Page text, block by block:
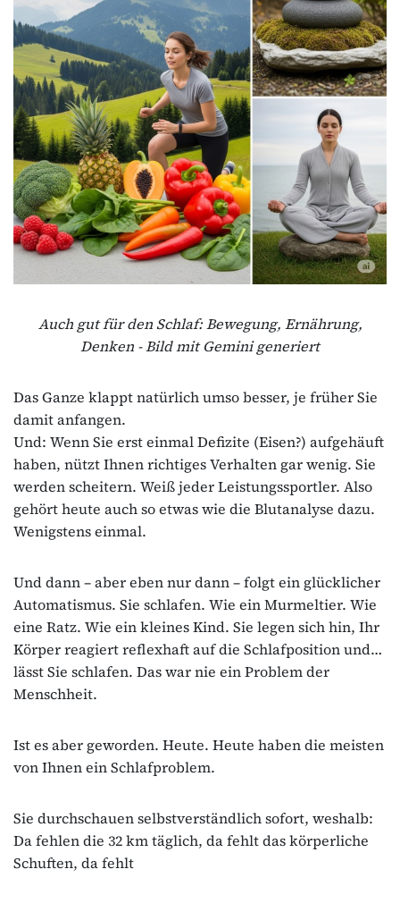
Auch gut für den Schlaf: Bewegung, Ernährung,
Denken - Bild mit Gemini generiert
Das Ganze klappt natürlich umso besser, je früher Sie
damit anfangen.
Und: Wenn Sie erst einmal Defizite (Eisen?) aufgehäuft
haben, nützt Ihnen richtiges Verhalten gar wenig. Sie
werden scheitern. Weiß jeder Leistungssportler. Also
gehört heute auch so etwas wie die Blutanalyse dazu.
Wenigstens einmal.
Und dann – aber eben nur dann – folgt ein glücklicher
Automatismus. Sie schlafen. Wie ein Murmeltier. Wie
eine Ratz. Wie ein kleines Kind. Sie legen sich hin, Ihr
Körper reagiert reflexhaft auf die Schlafposition und…
lässt Sie schlafen. Das war nie ein Problem der
Menschheit.
Ist es aber geworden. Heute. Heute haben die meisten
von Ihnen ein Schlafproblem.
Sie durchschauen selbstverständlich sofort, weshalb:
Da fehlen die 32 km täglich, da fehlt das körperliche
Schuften, da fehlt